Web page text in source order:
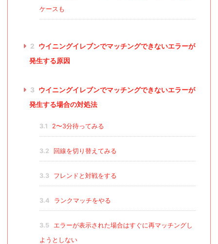
ケースも
2 ウイニングイレブンでマッチングできないエラーが
発生する原因
3 ウイニングイレブンでマッチングできないエラーが
発生する場合の対処法
3.1 2〜3分待ってみる
3.2 回線を切り替えてみる
3.3 フレンドと対戦をする
3.4 ランクマッチをやる
3.5
エラーが表示された場合はすぐに再マッチングし
ようとしない